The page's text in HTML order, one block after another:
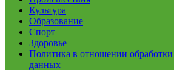
Культура
Образование
Спорт
Здоровье
Политика в отношении
данных